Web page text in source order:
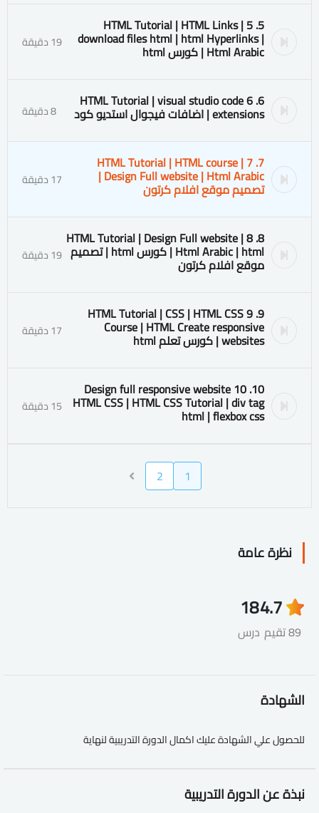
5. 5 HTML Tutorial | HTML Links |
download files html | html Hyperlinks |
Html Arabic | كورس html 19 دقيقة
6. 6 HTML Tutorial | visual studio code
extensions | اضافات فيجوال استديو كود 8 دقيقة
7. 7 HTML Tutorial | HTML course |
Design Full website | Html Arabic |
تصميم موقع افلام كرتون 17 دقيقة
8. 8 HTML Tutorial | Design Full website |
Html Arabic | html | كورس html | تصميم
موقع افلام كرتون 19 دقيقة
9. 9 HTML Tutorial | CSS | HTML CSS
Course | HTML Create responsive
websites | كورس تعلم html 17 دقيقة
10. 10 Design full responsive website
HTML CSS | HTML CSS Tutorial | div tag
html | flexbox css 15 دقيقة
1
2
نظرة عامة
4.7
89 تقيم
18
درس
الشهادة
للحصول علي الشهادة عليك اكمال الدورة التدريبية لنهاية
نبذة عن الدورة التدريبية